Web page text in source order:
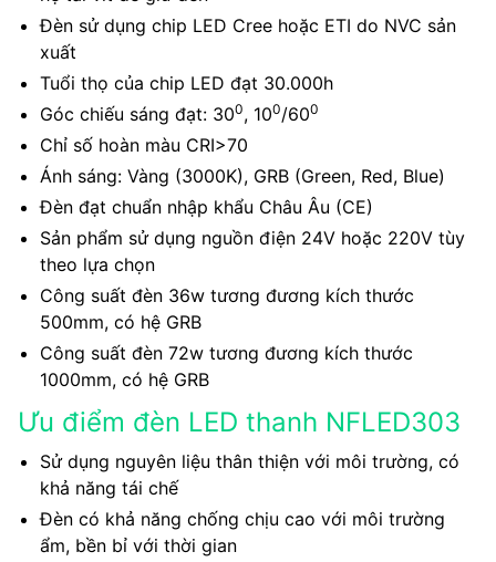
Đèn sử dụng chip LED Cree hoặc ETI do NVC sản
xuất
Tuổi thọ của chip LED đạt 30.000h
Góc chiếu sáng đạt: 300, 100/600
Chỉ số hoàn màu CRI>70
Ánh sáng: Vàng (3000K), GRB (Green, Red, Blue)
Đèn đạt chuẩn nhập khẩu Châu Âu (CE)
Sản phẩm sử dụng nguồn điện 24V hoặc 220V tùy
theo lựa chọn
Công suất đèn 36w tương đương kích thước
500mm, có hệ GRB
Công suất đèn 72w tương đương kích thước
1000mm, có hệ GRB
Ưu điểm đèn LED thanh NFLED303
Sử dụng nguyên liệu thân thiện với môi trường, có
khả năng tái chế
Đèn có khả năng chống chịu cao với môi trường
ẩm, bền bỉ với thời gian